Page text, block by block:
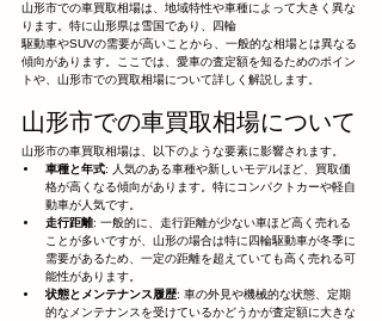
山形市での車買取相場は、地域特性や車種によって大きく異な
ります。特に山形県は雪国であり、四輪
駆動車やSUVの需要が高いことから、一般的な相場とは異なる
傾向があります。ここでは、愛車の査定額を知るためのポイン
トや、山形市での買取相場について詳しく解説します。
山形市での車買取相場について
山形市の車買取相場は、以下のような要素に影響されます。
車種と年式: 人気のある車種や新しいモデルほど、買取価
格が高くなる傾向があります。特にコンパクトカーや軽自
動車が人気です。
走行距離: 一般的に、走行距離が少ない車ほど高く売れる
ことが多いですが、山形の場合は特に四輪駆動車が冬季に
需要があるため、一定の距離を超えていても高く売れる可
能性があります。
状態とメンテナンス履歴: 車の外見や機械的な状態、定期
的なメンテナンスを受けているかどうかが査定額に大きな